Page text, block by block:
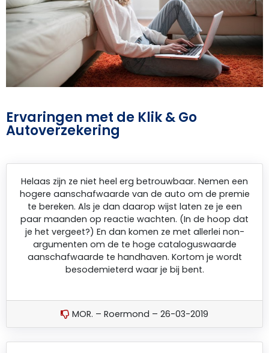
Ervaringen met de Klik & Go
Autoverzekering
Helaas zijn ze niet heel erg betrouwbaar. Nemen een
hogere aanschafwaarde van de auto om de premie
te bereken. Als je dan daarop wijst laten ze je een
paar maanden op reactie wachten. (In de hoop dat
je het vergeet?) En dan komen ze met allerlei non-
argumenten om de te hoge cataloguswaarde
aanschafwaarde te handhaven. Kortom je wordt
besodemieterd waar je bij bent.
MOR. – Roermond – 26-03-2019